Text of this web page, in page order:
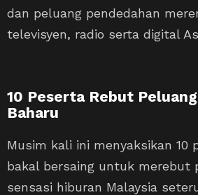
dan peluang pendedahan
televisyen, radio serta digital
10 Peserta Rebut
Baharu
Musim kali ini menyaksikan 10
bakal bersaing untuk merebut
sensasi hiburan Malaysia